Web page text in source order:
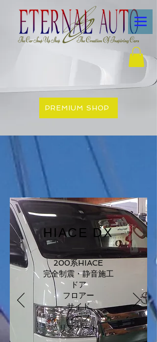
PREMIUM SHOP
​HIACE DX
200系HIACE
完全制震・静音施工
ドア
フロアー
​サイド
ルーフ
リアゲート